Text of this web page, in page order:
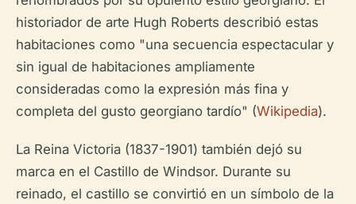
historiador de arte Hugh Roberts describió estas
habitaciones como "una secuencia espectacular y
sin igual de habitaciones ampliamente
consideradas como la expresión más fina y
completa del gusto georgiano tardío" (Wikipedia).
La Reina Victoria (1837-1901) también dejó su
marca en el Castillo de Windsor. Durante su
reinado, el castillo se convirtió en un símbolo de la